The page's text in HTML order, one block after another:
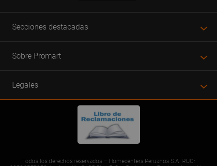
Secciones destacadas
Sobre Promart
Legales
Todos los derechos reservados – Homecenters Peruanos S.A. RUC: